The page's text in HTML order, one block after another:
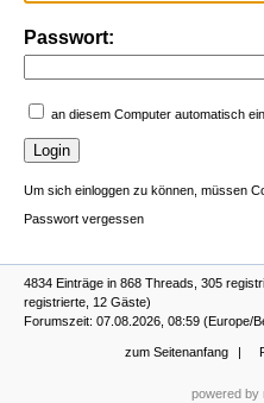
Passwort:
an diesem Computer automatisch
Um sich einloggen zu können, müssen
Passwort vergessen
4834 Einträge in 868 Threads, 305
registrierte, 12 Gäste)
Forumszeit: 07.08.2026, 08:59 (Europe/
zum Seitenanfang
powered by